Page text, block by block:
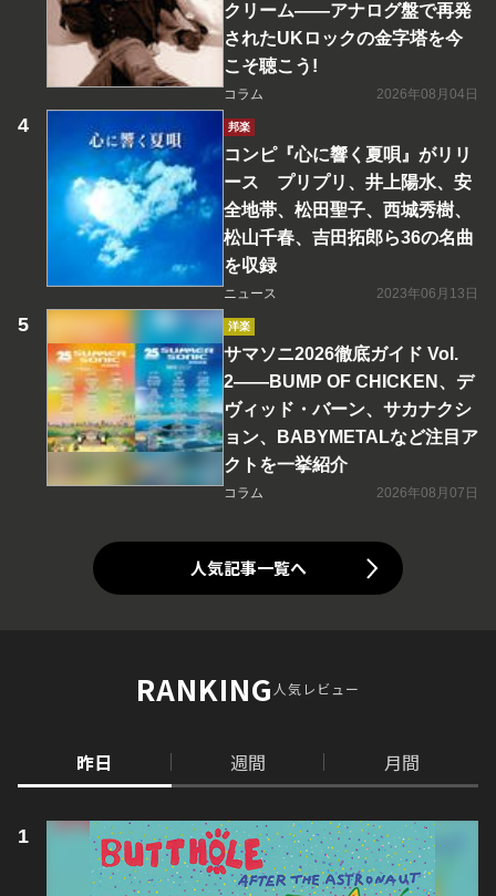
クリーム――アナログ盤で再発
されたUKロックの金字塔を今
こそ聴こう!
コラム 2026年08月04日
邦楽
コンピ『心に響く夏唄』がリリ
ース プリプリ、井上陽水、安
全地帯、松田聖子、西城秀樹、
松山千春、吉田拓郎ら36の名曲
を収録
ニュース 2023年06月13日
洋楽
サマソニ2026徹底ガイド Vol.
2――BUMP OF CHICKEN、デ
ヴィッド・バーン、サカナクシ
ョン、BABYMETALなど注目ア
クトを一挙紹介
コラム 2026年08月07日
人気記事一覧へ
RANKING人気レビュー
昨日 週間 月間